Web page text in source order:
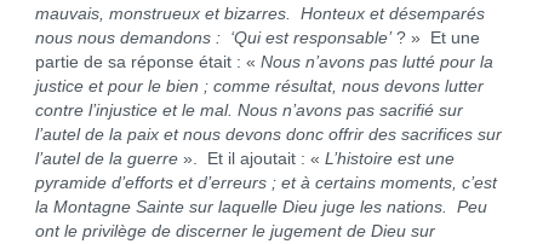
mauvais, monstrueux et bizarres. Honteux et désemparés
nous nous demandons : ‘Qui est responsable’? » Et une
partie de sa réponse était : « Nous n’avons pas lutté pour la
justice et pour le bien ; comme résultat, nous devons lutter
contre l’injustice et le mal. Nous n’avons pas sacrifié sur
l’autel de la paix et nous devons donc offrir des sacrifices sur
l’autel de la guerre». Et il ajoutait : « L’histoire est une
pyramide d’efforts et d’erreurs ; et à certains moments, c’est
la Montagne Sainte sur laquelle Dieu juge les nations. Peu
ont le privilège de discerner le jugement de Dieu sur